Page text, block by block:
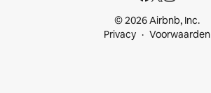
© 2026 Airbnb, Inc.
Privacy
Voorwaarden